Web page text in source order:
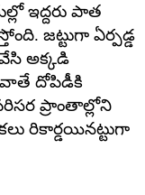
ఇద్దరు పాత
జట్టుగా ఏర్పడ్డ
వేసి అక్కడి
దోపిడీకి
ప్రాంతాల్లోని
రికార్డయినట్టుగా